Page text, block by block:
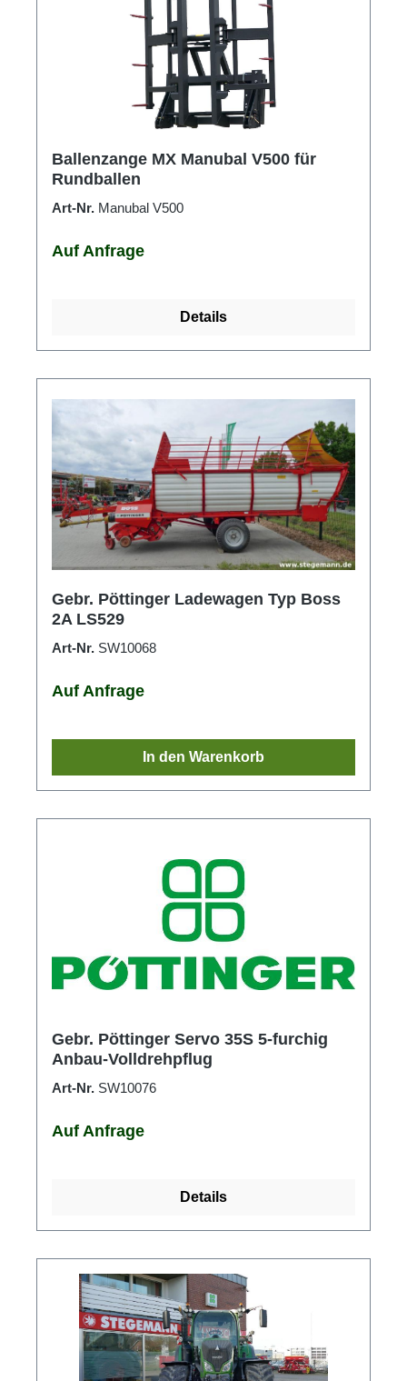
Ballenzange MX Manubal V500 für
Rundballen
Art-Nr. Manubal V500
Auf Anfrage
Details
Gebr. Pöttinger Ladewagen Typ Boss
2A LS529
Art-Nr. SW10068
Auf Anfrage
In den Warenkorb
Gebr. Pöttinger Servo 35S 5-furchig
Anbau-Volldrehpflug
Art-Nr. SW10076
Auf Anfrage
Details